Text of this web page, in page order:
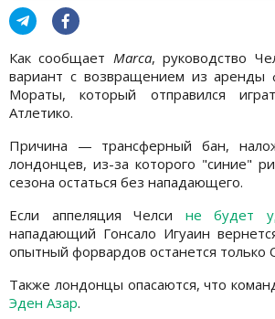
Как сообщает Marca, руководство
вариант с возвращением из аренды
Мораты, который отправился
Атлетико.
Причина — трансферный бан,
лондонцев, из-за которого "синие"
сезона остаться без нападающего.
Если аппеляция Челси не будет
нападающий Гонсало Игуаин
опытный форвардов останется только
Также лондонцы опасаются, что
Эден Азар.